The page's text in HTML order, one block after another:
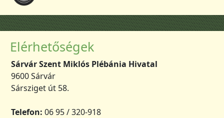
Elérhetőségek
Sárvár Szent Miklós Plébánia Hivatal
9600 Sárvár
Sársziget út 58.
Telefon: 06 95 / 320-918